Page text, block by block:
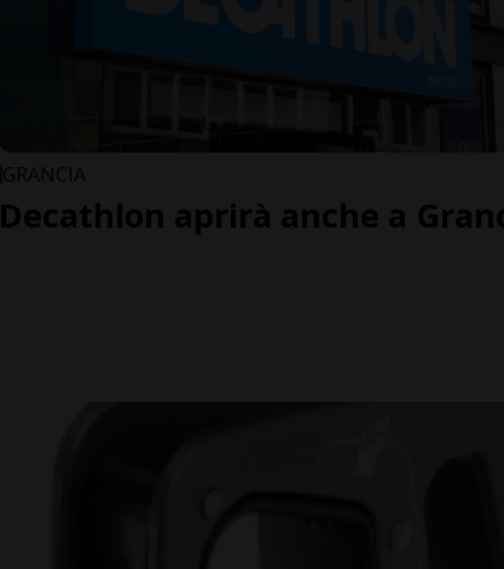
GRANCIA
Decathlon aprirà anche a